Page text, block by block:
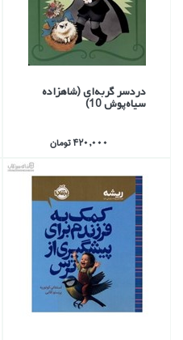
دردسر گربه‌اي (شاهزاده
سياه‌پوش 10)
420,000 تومان